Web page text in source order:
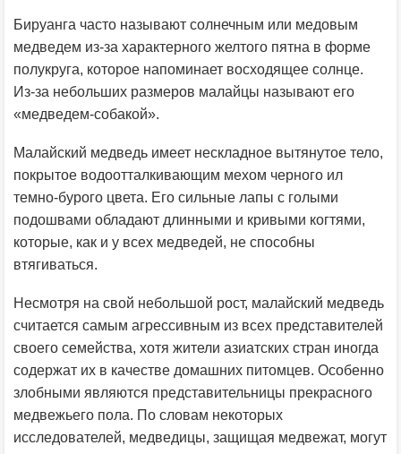
Бируанга часто называют солнечным или медовым
медведем из-за характерного желтого пятна в форме
полукруга, которое напоминает восходящее солнце.
Из-за небольших размеров малайцы называют его
«медведем-собакой».
Малайский медведь имеет нескладное вытянутое тело,
покрытое водоотталкивающим мехом черного ил
темно-бурого цвета. Его сильные лапы с голыми
подошвами обладают длинными и кривыми когтями,
которые, как и у всех медведей, не способны
втягиваться.
Несмотря на свой небольшой рост, малайский медведь
считается самым агрессивным из всех представителей
своего семейства, хотя жители азиатских стран иногда
содержат их в качестве домашних питомцев. Особенно
злобными являются представительницы прекрасного
медвежьего пола. По словам некоторых
исследователей, медведицы, защищая медвежат, могут